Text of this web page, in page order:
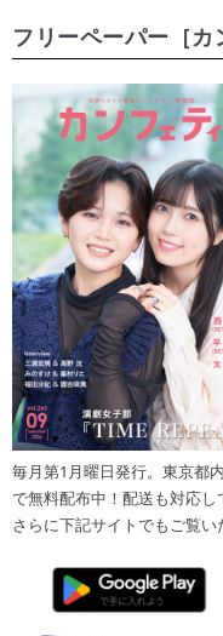
フリーペーパー［カ
毎月第1月曜日発行。東京都
で無料配布中！配送も対応し
さらに下記サイトでもご覧い